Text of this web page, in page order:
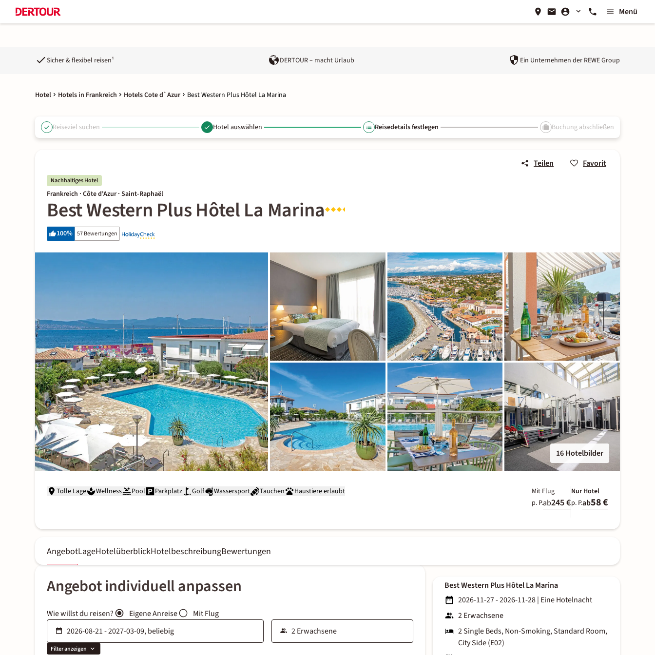
Menü
Sicher & flexibel reisen¹ DERTOUR – macht Urlaub Ein Unternehmen der REWE Group
Hotel Hotels in Frankreich Hotels Cote d`Azur Best Western Plus Hôtel La Marina
Reiseziel suchen Hotel auswählen Reisedetails festlegen Buchung abschließen
Teilen Favorit
Nachhaltiges Hotel
Frankreich · Côte d'Azur · Saint-Raphaël
Best Western Plus Hôtel La Marina
100% 57 Bewertungen
16 Hotelbilder
Tolle Lage Wellness Pool Parkplatz Golf Wassersport Tauchen Haustiere erlaubt
Mit Flug
p. P.ab245 €
Nur Hotel
p. P.ab58 €
AngebotLageHotelüberblickHotelbeschreibungBewertungen
Angebot individuell anpassen
Wie willst du reisen? Eigene Anreise Mit Flug
Filter anzeigen
Best Western Plus Hôtel La Marina
2026-11-27 - 2026-11-28| Eine Hotelnacht
2 Erwachsene
2 Single Beds, Non-Smoking, Standard Room,
City Side (E02)